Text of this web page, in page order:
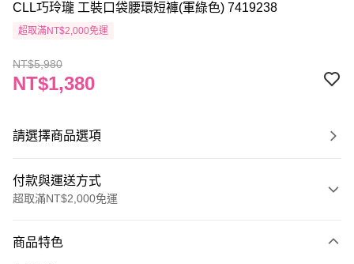
CLL巧玲瓏 工裝口袋腰環短褲(軍綠色) 7419238
超取滿NT$2,000免運
NT$5,980
NT$1,380
請選擇商品選項
付款與運送方式
超取滿NT$2,000免運
信用卡一次付款
商品特色